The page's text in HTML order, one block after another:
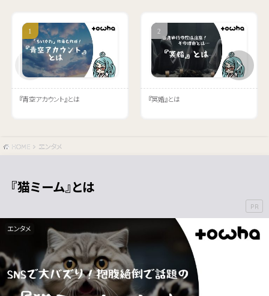
『青空アカウント』とは 『冥婚』とは
HOME エンタメ
『猫ミーム』とは
エンタメ